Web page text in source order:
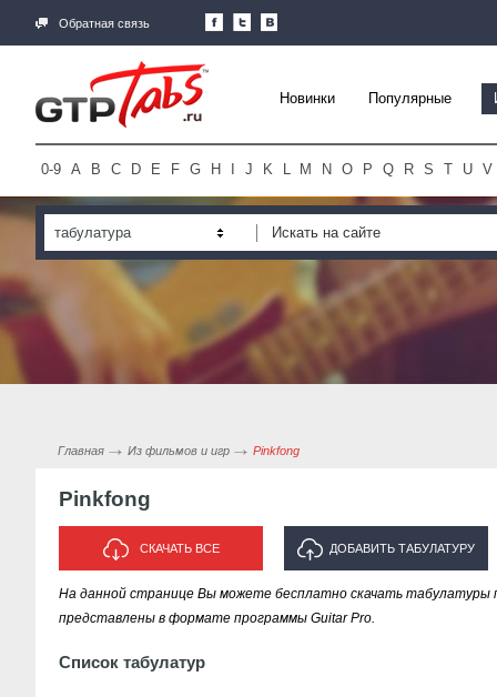
Обратная связь
Новинки Популярные
0-9 A B C D E F G H J K L M N O P Q R S T U V
табулатура
Главная Из фильмов и игр Pinkfong
Pinkfong
СКАЧАТЬ ВСЕ ДОБАВИТЬ ТАБУЛАТУРУ
ИСПОЛНИТЕЛЯ "PINKFONG"
На данной странице Вы можете бесплатно скачать табулатуры
представлены в формате программы Guitar Pro.
Список табулатур